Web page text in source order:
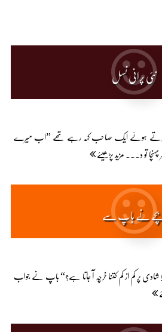
نئی پرانی نسل
کرتے ہوئے ایک صاحب کہہ رہے تھے ”اب میرے
تو د... مزید پڑھیئے
بچے نے باپ سے
پر کم از کم کتنا خرچہ آ جاتا ہے؟“ باپ نے جواب